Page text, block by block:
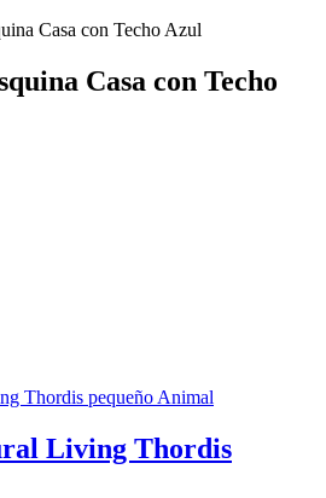
Casa con Techo
Living Thordis